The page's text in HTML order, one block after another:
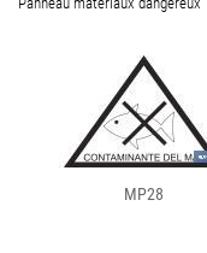
MP28